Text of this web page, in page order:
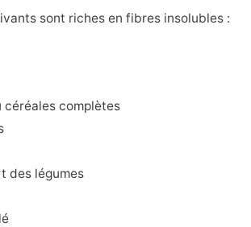
sont riches en fibres insolubles :
céréales complètes
des légumes